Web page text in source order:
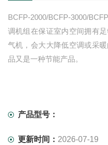
BCFP-2000/BCFP-3000/
调机组在保证室内空间拥有
气机，会大大降低空调或采
品又是一种节能产品。
产品型号：
更新时间： 2026-07-19